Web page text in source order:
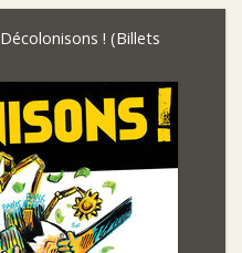
Décolonisons ! (Billets